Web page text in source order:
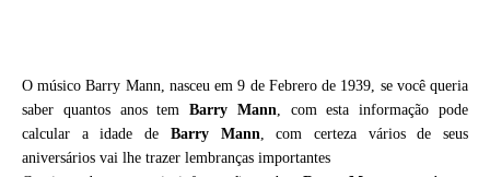
O músico Barry Mann, nasceu em 9 de Febrero de 1939, se você queria
saber quantos anos temBarry Mann, com esta informação pode
calcular a idade de Barry Mann, com certeza vários de seus
aniversários vai lhe trazer lembranças importantes